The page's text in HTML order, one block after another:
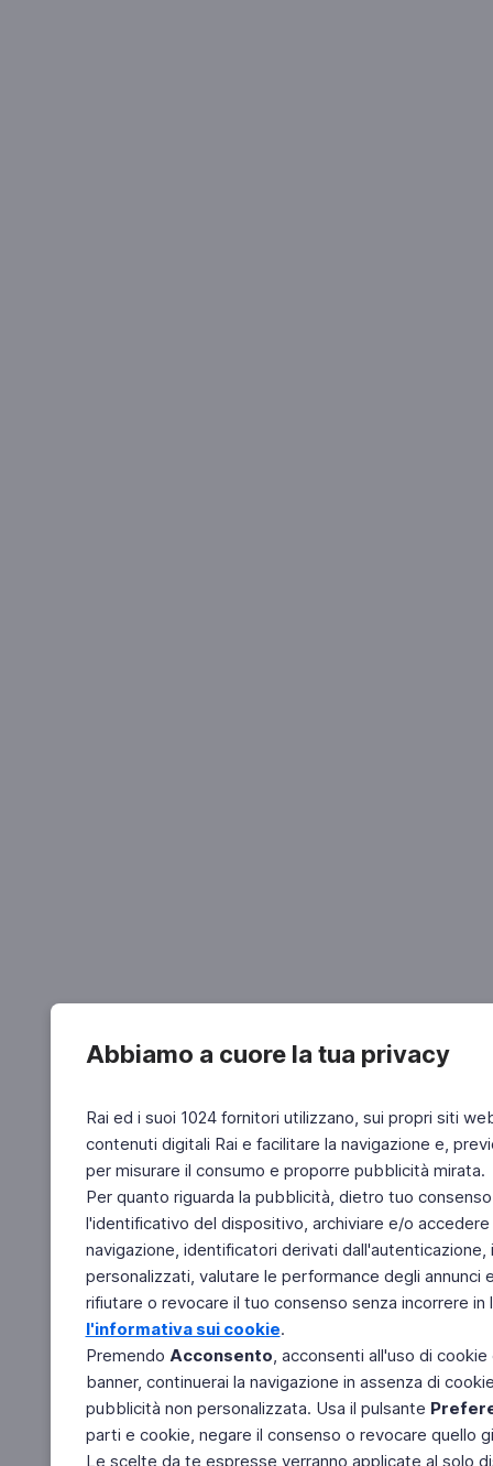
Abbiamo a cuore la tua privacy
Rai ed i suoi 1024 fornitori utilizzano, sui propri siti
contenuti digitali Rai e facilitare la navigazione e,
per misurare il consumo e proporre pubblicità mirata.
Per quanto riguarda la pubblicità, dietro tuo
l'identificativo del dispositivo, archiviare e/o
navigazione, identificatori derivati
personalizzati, valutare le performance degli
rifiutare o revocare il tuo consenso senza incorrere
l'informativa sui cookie.
Premendo Acconsento, acconsenti all'uso di
banner, continuerai la navigazione in assenza di
pubblicità non personalizzata. Usa il pulsante
parti e cookie, negare il consenso o revocare quello
Le scelte da te espresse verranno applicate al solo